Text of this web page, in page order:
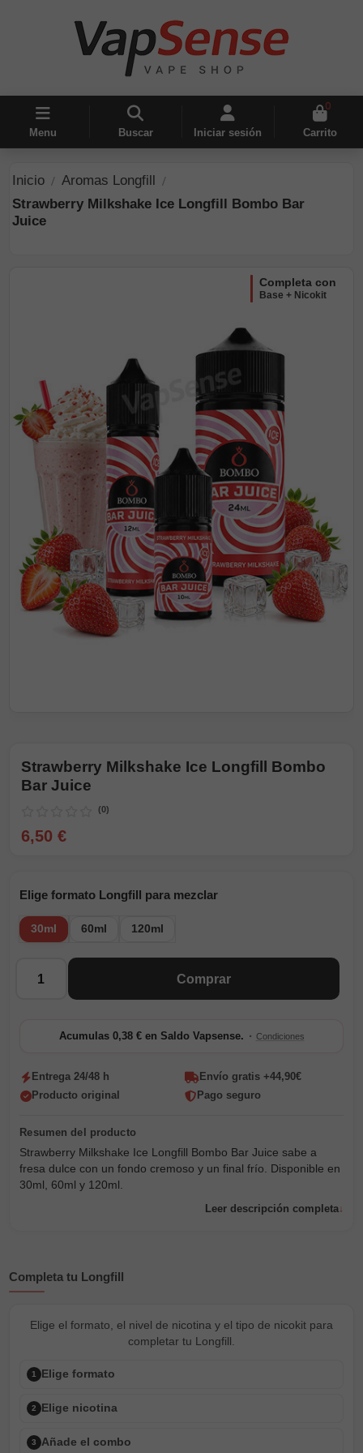
Menu Buscar Iniciar sesión
0
Carrito
Inicio
Aromas Longfill
Strawberry Milkshake Ice Longfill Bombo Bar
Juice
completa con
Base + Nicokit
Strawberry Milkshake Ice Longfill Bombo
Bar Juice
(0)
6,50 €
Elige formato Longfill para mezclar
30ml 60ml 120ml
Comprar
Acumulas 0,38 € en Saldo Vapsense. · Condiciones
Entrega 24/48 h
Envío gratis +44,90€
Producto original
Pago seguro
Strawberry Milkshake Ice Longfill Bombo Bar Juice sabe a
fresa dulce con un fondo cremoso y un final frío. Disponible en
30ml, 60ml y 120ml.
Leer descripción completa
Completa tu Longfill
Elige el formato, el nivel de nicotina y el tipo de nicokit para
completar tu Longfill.
1 Elige formato
2 Elige nicotina
3 Añade el combo